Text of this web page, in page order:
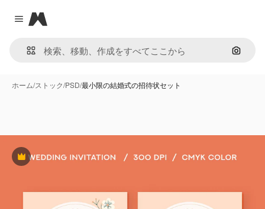
Close menu
Magnific
画像で
ホーム/ストック/PSD/最小限の結婚式の招待状セット
Premium